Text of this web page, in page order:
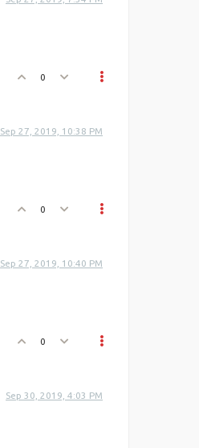
0
Sep 27, 2019, 10:38 PM
0
Sep 27, 2019, 10:40 PM
0
Sep 30, 2019, 4:03 PM